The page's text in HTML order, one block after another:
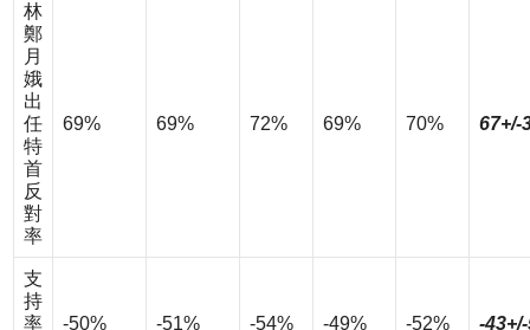
林
鄭
月
娥
出
任
特
首
反
對
率
69% 69% 72% 69% 70% 67+/-
支
持
率
-50% -51% -54% -49% -52% -